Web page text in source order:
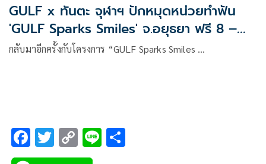
GULF x ทันตะ จุฬาฯ ปักหมุดหน่วยทำฟัน
'GULF Sparks Smiles' จ.อยุธยา ฟรี 8 –
9 ก.ค. 69
กลับมาอีกครั้งกับโครงการ “GULF Sparks Smiles …
F
ac
T
wi
C
o
Li